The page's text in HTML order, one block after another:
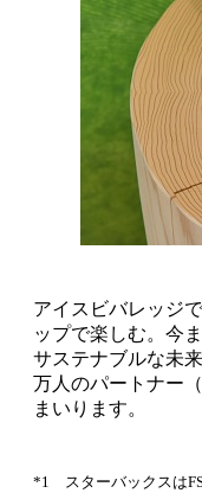
アイスビバレッジ
ップで楽しむ。今
サステナブルな未
万人のパートナー
まいります。
*1 スターバックスは